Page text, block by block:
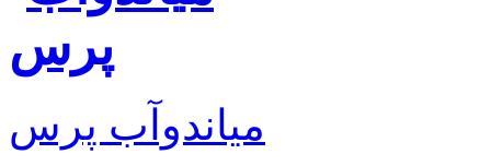
میاندوآب پرس